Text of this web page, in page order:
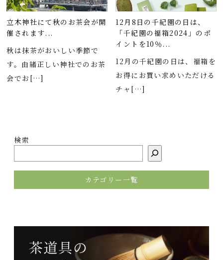
立木神社にて秋のお茶会が開
催されます...
秋は抹茶がおいしい季節で
す。由緒正しい神社でのお茶
会でお[…]
12月8日の千紀園の日は、
「千紀園の福箱2024」のポ
イントを10％...
12月の千紀園の日は、福箱を
お得にお買い求めいただける
チャ[…]
検索
カテゴリー一覧